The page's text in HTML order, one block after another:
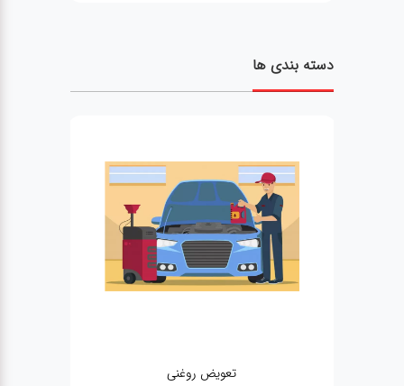
دسته بندی ها
تعویض روغنی